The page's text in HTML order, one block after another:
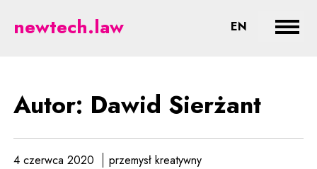
Sierżant - prawne aspekty
newtech.law EN CHANGE
Autor: Dawid Sierżant
4 czerwca 2020 przemysł kreatywny